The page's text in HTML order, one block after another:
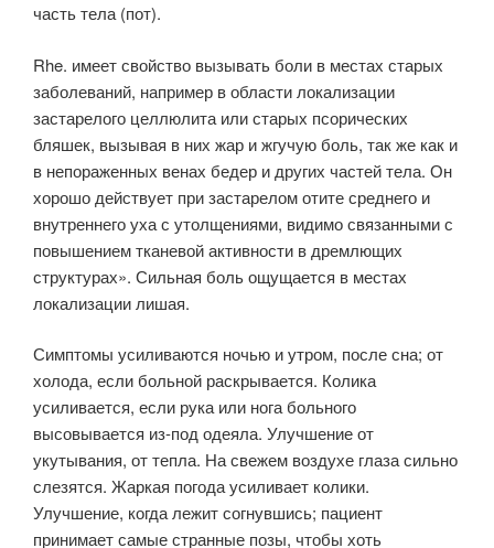
часть тела (пот).
Rhe. имеет свойство вызывать боли в местах старых
заболеваний, например в области локализации
застарелого целлюлита или старых псорических
бляшек, вызывая в них жар и жгучую боль, так же как и
в непораженных венах бедер и других частей тела. Он
хорошо действует при застарелом отите среднего и
внутреннего уха с утолщениями, видимо связанными с
повышением тканевой активности в дремлющих
структурах». Сильная боль ощущается в местах
локализации лишая.
Симптомы усиливаются ночью и утром, после сна; от
холода, если больной раскрывается. Колика
усиливается, если рука или нога больного
высовывается из-под одеяла. Улучшение от
укутывания, от тепла. На свежем воздухе глаза сильно
слезятся. Жаркая погода усиливает колики.
Улучшение, когда лежит согнувшись; пациент
принимает самые странные позы, чтобы хоть